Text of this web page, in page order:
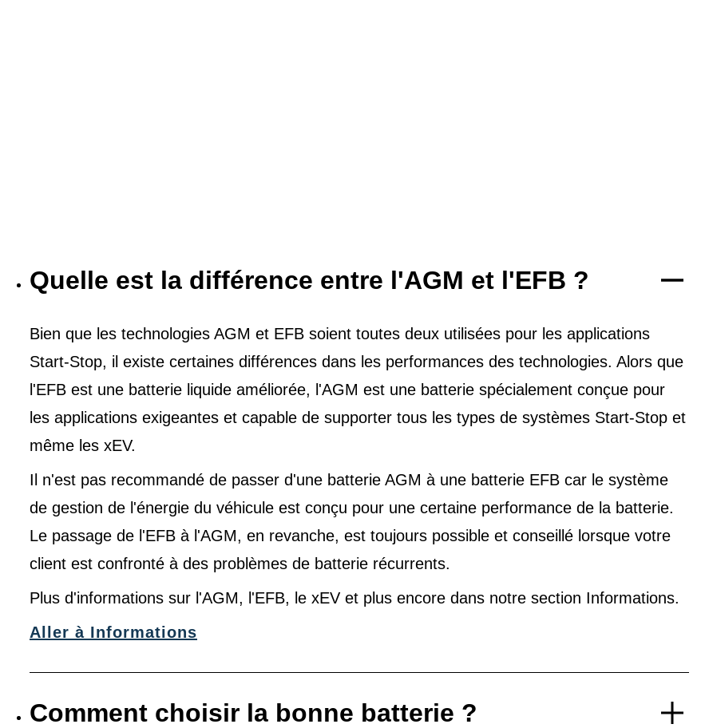
Quelle est la différence entre l'AGM et l'EFB ?
Bien que les technologies AGM et EFB soient toutes deux utilisées pour les applications
Start-Stop, il existe certaines différences dans les performances des technologies. Alors que
l'EFB est une batterie liquide améliorée, l'AGM est une batterie spécialement conçue pour
les applications exigeantes et capable de supporter tous les types de systèmes Start-Stop et
même les xEV.
Il n'est pas recommandé de passer d'une batterie AGM à une batterie EFB car le système
de gestion de l'énergie du véhicule est conçu pour une certaine performance de la batterie.
Le passage de l'EFB à l'AGM, en revanche, est toujours possible et conseillé lorsque votre
client est confronté à des problèmes de batterie récurrents.
Plus d'informations sur l'AGM, l'EFB, le xEV et plus encore dans notre section Informations.
Aller à Informations
Comment choisir la bonne batterie ?